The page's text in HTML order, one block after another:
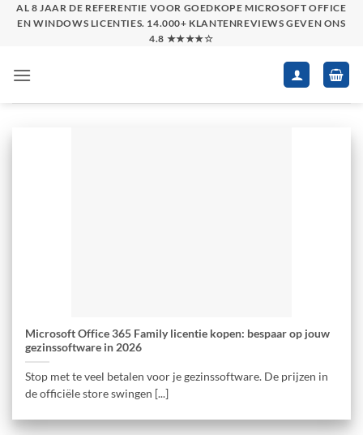
SkipAL 8 JAAR DE REFERENTIE VOOR GOEDKOPE MICROSOFT OFFICE
EN WINDOWS LICENTIES. 14.000+ KLANTENREVIEWS GEVEN ONS
4.8 ★★★★☆
Microsoft Office 365 Family licentie kopen: bespaar op jouw
gezinssoftware in 2026
Stop met te veel betalen voor je gezinssoftware. De prijzen in
de officiële store swingen [...]